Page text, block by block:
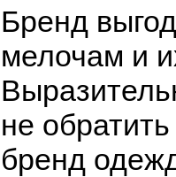
Бренд
мелочам и
не
бренд